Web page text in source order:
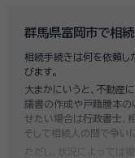
せると100万円近くかそ
いい相続では、お客様ご
もり をお出ししておりま
み依頼することも可能で
群馬県富岡市で相
相続手続きは何を依頼し
びます。
大まかにいうと、不動産
議書の作成や戸籍謄本の
せたい場合は行政書士
そして相続人の間で争い
ただし、状況によっては